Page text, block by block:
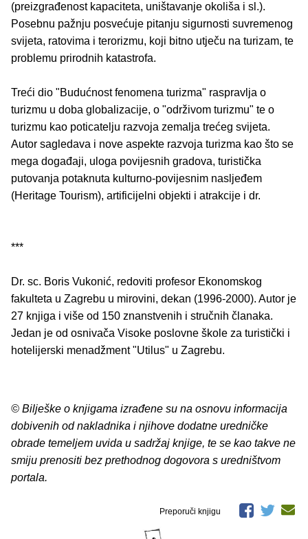
(preizgrađenost kapaciteta, uništavanje okoliša i sl.).
Posebnu pažnju posvećuje pitanju sigurnosti suvremenog
svijeta, ratovima i terorizmu, koji bitno utječu na turizam, te
problemu prirodnih katastrofa.
Treći dio "Budućnost fenomena turizma" raspravlja o
turizmu u doba globalizacije, o "održivom turizmu" te o
turizmu kao poticatelju razvoja zemalja trećeg svijeta.
Autor sagledava i nove aspekte razvoja turizma kao što se
mega događaji, uloga povijesnih gradova, turistička
putovanja potaknuta kulturno-povijesnim nasljeđem
(Heritage Tourism), artificijelni objekti i atrakcije i dr.
***
Dr. sc. Boris Vukonić, redoviti profesor Ekonomskog
fakulteta u Zagrebu u mirovini, dekan (1996-2000). Autor je
27 knjiga i više od 150 znanstvenih i stručnih članaka.
Jedan je od osnivača Visoke poslovne škole za turistički i
hotelijerski menadžment "Utilus" u Zagrebu.
© Bilješke o knjigama izrađene su na osnovu informacija
dobivenih od nakladnika i njihove dodatne uredničke
obrade temeljem uvida u sadržaj knjige, te se kao takve ne
smiju prenositi bez prethodnog dogovora s uredništvom
portala.
Preporuči knjigu